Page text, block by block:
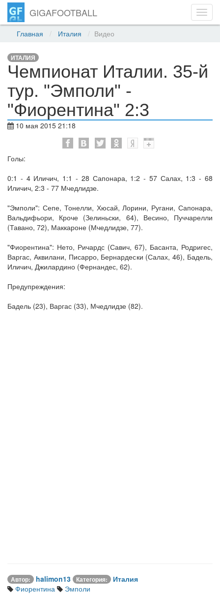
GIGAFOOTBALL
Главная Италия Видео
ИТАЛИЯ
Чемпионат Италии. 35-й
тур. "Эмполи" -
"Фиорентина" 2:3
10 мая 2015 21:18
Голы:
0:1 - 4 Иличич, 1:1 - 28 Сапонара, 1:2 - 57 Салах, 1:3 - 68
Иличич, 2:3 - 77 Мчедлидзе.
"Эмполи": Сепе, Тонелли, Хюсай, Лорини, Ругани, Сапонара,
Вальдифьори, Кроче (Зелиньски, 64), Весино, Пуччарелли
(Тавано, 72), Маккароне (Мчедлидзе, 77).
"Фиорентина": Нето, Ричардс (Савич, 67), Басанта, Родригес,
Варгас, Аквилани, Писарро, Бернардески (Салах, 46), Бадель,
Иличич, Джилардино (Фернандес, 62).
Предупреждения:
Бадель (23), Варгас (33), Мчедлидзе (82).
Автор: halimon13 Категория:
Италия
Фиорентина
Эмполи